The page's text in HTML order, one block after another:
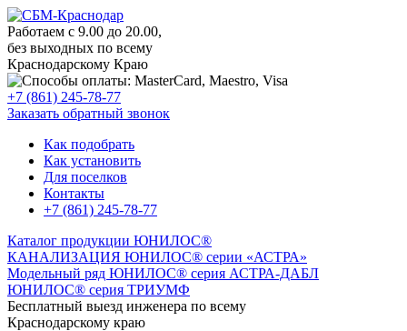
Работаем с 9.00 до 20.00,
без выходных по всему
Краснодарскому Краю
+7 (861) 245-78-77
Заказать обратный звонок
Как подобрать
Как установить
Для поселков
Контакты
+7 (861) 245-78-77
Каталог продукции ЮНИЛОС®
КАНАЛИЗАЦИЯ ЮНИЛОС® серии «АСТРА»
Модельный ряд ЮНИЛОС® серия АСТРА-ДАБЛ
ЮНИЛОС® серия ТРИУМФ
Бесплатный выезд инженера по всему
Краснодарскому краю